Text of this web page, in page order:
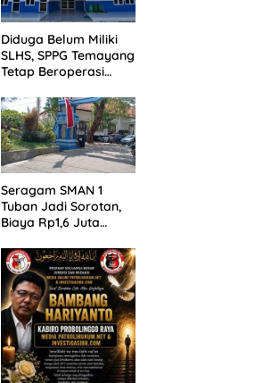
Diduga Belum Miliki
SLHS, SPPG Temayang
Tetap Beroperasi
Seragam SMAN 1
Tuban Jadi Sorotan,
Biaya Rp1,6 Juta
SPMB 2026